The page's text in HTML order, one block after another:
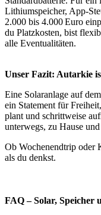
Lithiumspeicher, App-
2.000 bis 4.000 Euro
du Platzkosten, bist
alle Eventualitäten.
Unser Fazit: Autarkie
Eine Solaranlage auf
ein Statement für
plant und schrittweise
unterwegs, zu Hause
Ob Wochenendtrip oder
als du denkst.
FAQ – Solar, Speicher